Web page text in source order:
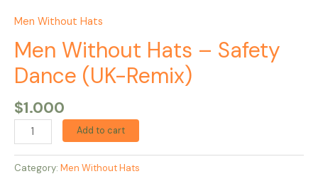
Men Without Hats
Men Without Hats – Safety
Dance (UK-Remix)
$1.000
Add to cart
Category: Men Without Hats